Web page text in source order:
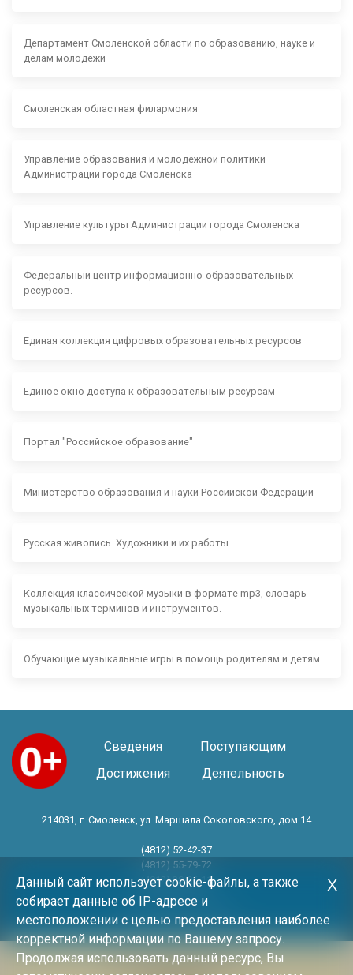
Департамент Смоленской области по образованию, науке и
делам молодежи
Смоленская областная филармония
Управление образования и молодежной политики
Администрации города Смоленска
Управление культуры Администрации города Смоленска
Федеральный центр информационно-образовательных
ресурсов.
Единая коллекция цифровых образовательных ресурсов
Единое окно доступа к образовательным ресурсам
Портал "Российское образование"
Министерство образования и науки Российской Федерации
Русская живопись. Художники и их работы.
Коллекция классической музыки в формате mp3, словарь
музыкальных терминов и инструментов.
Обучающие музыкальные игры в помощь родителям и детям
Сведения
Поступающим
Достижения
Деятельность
214031, г. Смоленск, ул. Маршала Соколовского, дом 14
(4812) 52-42-37
(4812) 55-79-72
(4812) 30-06-11
Год основания 1983 год
Политика конфиденциальности
Данный сайт использует cookie-файлы, а также
собирает данные об IP-адресе и
местоположении с целью предоставления наиболее
корректной информации по Вашему запросу.
Продолжая использовать данный ресурс, Вы
Х